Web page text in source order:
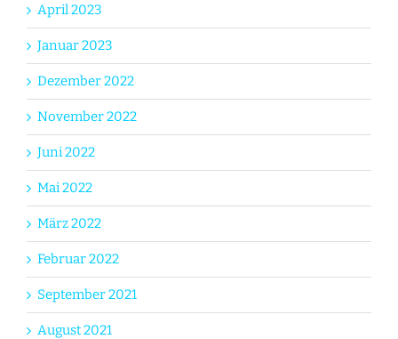
April 2023
Januar 2023
Dezember 2022
November 2022
Juni 2022
Mai 2022
März 2022
Februar 2022
September 2021
August 2021